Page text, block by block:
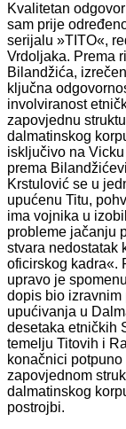
Kvalitetan
sam prije
serijalu »TITO«,
Vrdoljaka. Prema
Bilandžića,
ključna
involviranost
zapovjednu
dalmatinskog
isključivo na
prema
Krstulović se u
upućenu Titu,
ima vojnika u
probleme jačanju
stvara nedostatak
oficirskog kadra«.
upravo je
dopis bio izravnim
upućivanja u
desetaka etničkih
temelju Titovih i
konačnici
zapovjednom
dalmatinskog
postrojbi.